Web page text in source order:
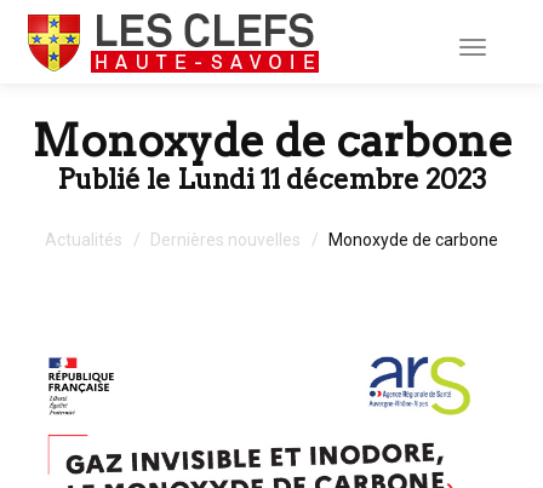
Toggle
Monoxyde de carbone
Publié le Lundi 11 décembre 2023
Actualités Dernières nouvelles Monoxyde de carbone